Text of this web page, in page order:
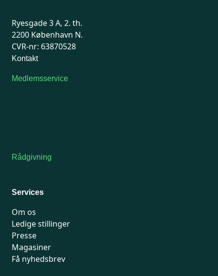
Ryesgade 3 A, 2. th.
2200 København N.
CVR-nr: 63870528
Kontakt
Medlemsservice
Rådgivning
Services
Om os
Ledige stillinger
Presse
Magasiner
Få nyhedsbrev